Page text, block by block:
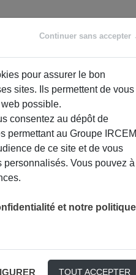
Continuer sans accepter
pour assurer le bon
sites. Ils permettent de vous
possible.
consentez au dépôt de
permettant au Groupe IRCEM
de ce site et de vous
personnalisés. Vous pouvez à
et notre politique
TOUT ACCEPTER